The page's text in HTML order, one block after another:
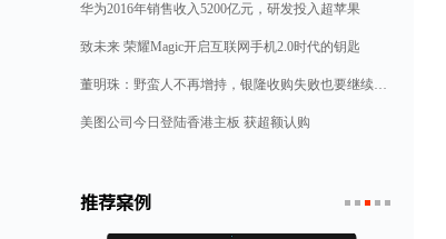
华为2016年销售收入5200亿元，研发投入超苹果
致未来 荣耀Magic开启互联网手机2.0时代的钥匙
董明珠：野蛮人不再增持，银隆收购失败也要继续造格力汽车
美图公司今日登陆香港主板 获超额认购
推荐案例
1 2